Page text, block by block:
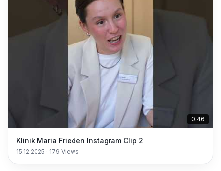
0:46
Klinik Maria Frieden Instagram Clip 2
15.12.2025 · 179 Views